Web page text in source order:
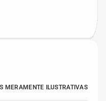
MERAMENTE ILUSTRATIVAS